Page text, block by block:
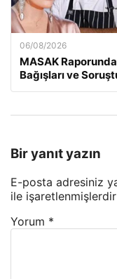
06/08/2026
MASAK
Bağışları ve
Bir yanıt yazın
E-posta adresiniz
ile işaretlenmişlerdir
Yorum *